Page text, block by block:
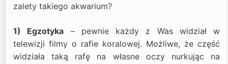
zalety takiego akwarium?
1) Egzotyka – pewnie każdy z Was widział w
telewizji filmy o rafie koralowej. Możliwe, że część
widziała taką rafę na własne oczy nurkując na